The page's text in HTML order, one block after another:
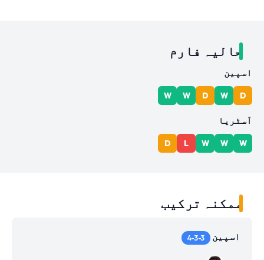
حالیہ فارم
اسپین
D
W
D
W
W
آسٹریا
W
W
W
L
D
ممکنہ ترکیب
اسپین 4-3-3